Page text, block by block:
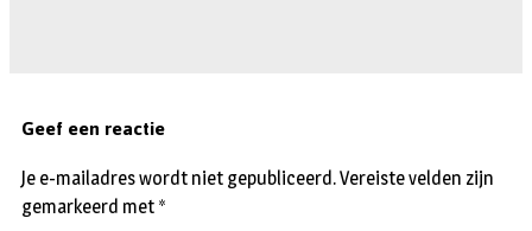
Geef een reactie
Je e-mailadres wordt niet gepubliceerd.Vereiste velden zijn
gemarkeerd met *